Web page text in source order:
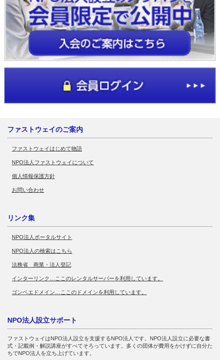
ファストウェイのご案内
ファストウェイはじめて物語
NPO法人ファストウェイについて
個人情報保護方針
お問い合わせ
リンク集
NPO法人ポータルサイト
NPO法人の検索はこちら
法務省 商業・法人登記
インターリンク…ここのレンタルサーバーを利用しています。
ゴンベエドメイン…ここのドメインを利用しています。
NPO法人設立サポート
ファストウェイはNPO法人設立を支援するNPO法人です。NPO法人設立に必要な書
式・記載例・解説講座がすべてそろっています。多くの団体が費用をかけずに自分た
ちでNPO法人を立ち上げています。